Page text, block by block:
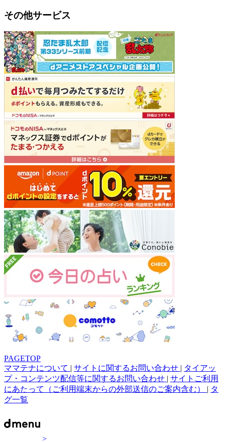
その他サービス
PAGETOP
ママテナについて | サイトに関するお問い合わせ | タイアッ
プ・コンテンツ配信等に関するお問い合わせ | サイトご利用
にあたって（ご利用端末からの外部送信のご案内含む） | タ
グ一覧
>